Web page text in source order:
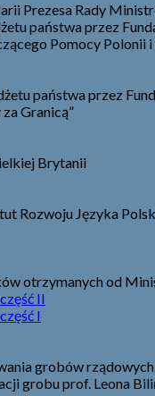
Prezesa Rady
państwa przez
Pomocy Polonii
państwa przez
Granicą”
Brytanii
Rozwoju Języka
otrzymanych od
II
I
grobów
grobu prof. Leona